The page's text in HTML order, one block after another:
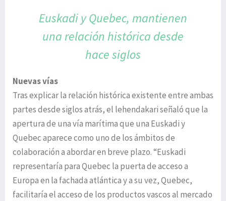
Euskadi y Quebec, mantienen
una relación histórica desde
hace siglos
Nuevas vías
Tras explicar la relación histórica existente entre ambas
partes desde siglos atrás, el lehendakari señaló que la
apertura de una vía marítima que una Euskadi y
Quebec aparece como uno de los ámbitos de
colaboración a abordar en breve plazo. “Euskadi
representaría para Quebec la puerta de acceso a
Europa en la fachada atlántica y a su vez, Quebec,
facilitaría el acceso de los productos vascos al mercado